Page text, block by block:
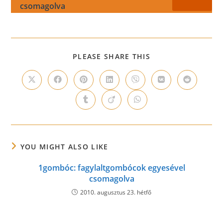
csomagolva
PLEASE SHARE THIS
CONTENT
Opens
in
Opens
in
window
Opens
in
a
new
window
Opens
in
a
new
window
Opens
in
a
new
window
Opens
in
Opens
in
Opens
in
new
Opens
in
new
Opens
in
new
YOU MIGHT ALSO LIKE
1gombóc: fagylaltgombócok egyesével
csomagolva
2010. augusztus 23. hétfő